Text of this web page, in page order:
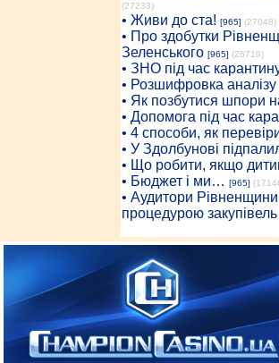
(27233)
• Живи до ста! [965] (27048)
• Про здобутки
Зеленського [965] (26710)
• ЗНО під час
• Розшифровка аналізу
• Як позбутися шпори
• Допомога під час
• 4 способи, як
• У Здолбунові
• Що робити, якщо
• Бюджет і ми… [965]
• Аудитори
процедурою